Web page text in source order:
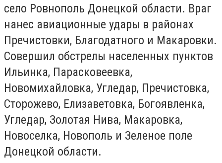
село Ровнополь Донецкой области. Враг
нанес авиационные удары в районах
Пречистовки, Благодатного и Макаровки.
Совершил обстрелы населенных пунктов
Ильинка, Парасковеевка,
Новомихайловка, Угледар, Пречистовка,
Сторожево, Елизаветовка, Богоявленка,
Угледар, Золотая Нива, Макаровка,
Новоселка, Новополь и Зеленое поле
Донецкой области.